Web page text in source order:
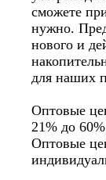
сможете
нужно.
нового и
для наших
Оптовые
21% до
Оптовые